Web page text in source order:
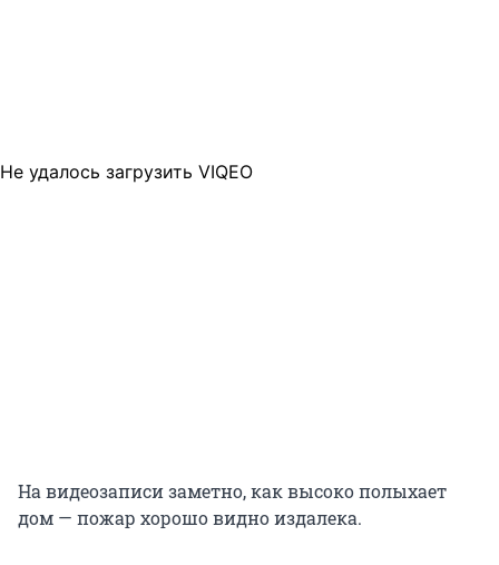
Не удалось загрузить VIQEO
На видеозаписи заметно, как высоко полыхает
дом — пожар хорошо видно издалека.